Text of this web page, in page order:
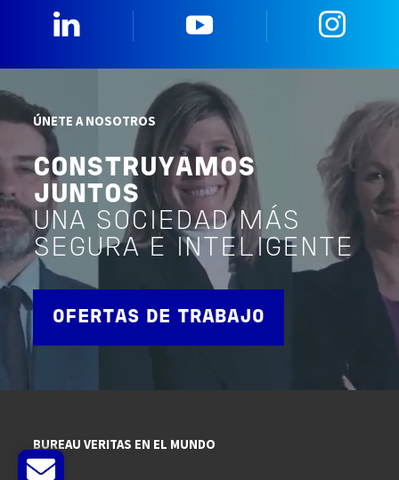
ÚNETE A NOSOTROS
CONSTRUYAMOS
JUNTOS
UNA SOCIEDAD MÁS
SEGURA E INTELIGENTE
OFERTAS DE TRABAJO
BUREAU VERITAS EN EL MUNDO